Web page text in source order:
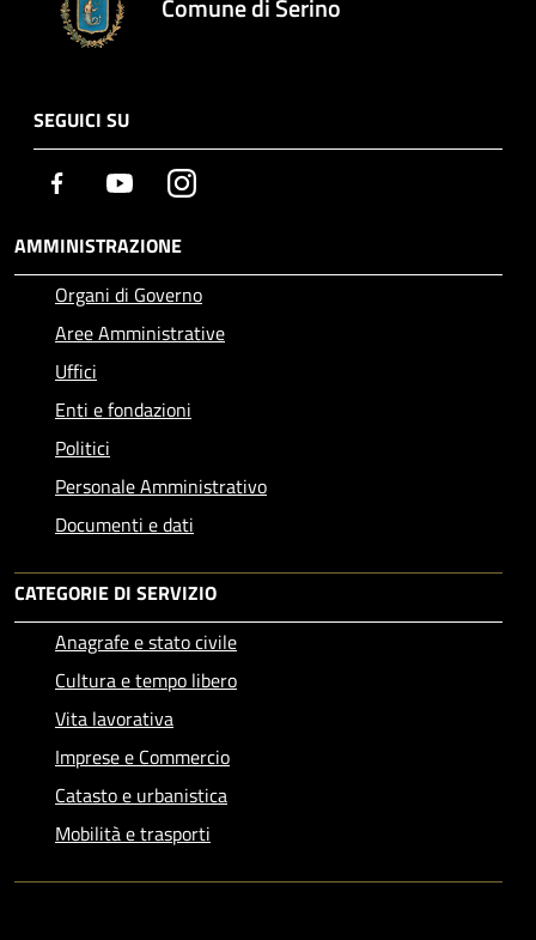
SEGUICI SU
Facebook YoutubeInstagram
AMMINISTRAZIONE
Organi di Governo
Aree Amministrative
Uffici
Enti e fondazioni
Politici
Personale Amministrativo
Documenti e dati
CATEGORIE DI SERVIZIO
Anagrafe e stato civile
Cultura e tempo libero
Vita lavorativa
Imprese e Commercio
Catasto e urbanistica
Mobilità e trasporti